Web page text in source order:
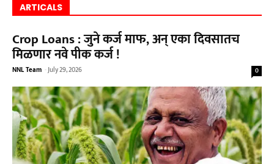
ARTICALS
Crop Loans : जुने कर्ज माफ, अन् एका दिवसातच
मिळणार नवे पीक कर्ज !
NNL Team -July 29, 2026 0